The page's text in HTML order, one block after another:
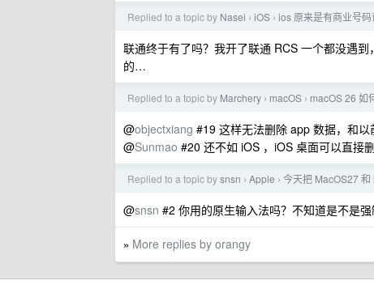
Replied to a topic by Nasei › iOS › ios 原来是有商业号
联通终于有了吗？我开了联通 RCS 一个都没遇
的…
Replied to a topic by Marchery › macOS › macOS 26 如
@objectxiang #19 这样无法删除 app 数据，和
@Sunmao #20 还不如 iOS ，iOS 桌面可以直接
Replied to a topic bysnsn › Apple › 今天把 MacOS27 和
@snsn #2 你用的原生输入法吗？不知道是不是
» More replies by orangy